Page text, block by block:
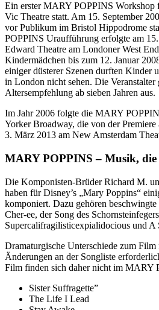
Ein erster MARY POPPINS Workshop
Vic Theatre statt. Am 15. September
vor Publikum im Bristol Hippodrome
POPPINS Uraufführung erfolgte am
Edward Theatre am Londoner West
Kindermädchen bis zum 12. Januar
einiger düsterer Szenen durften Kinder
in London nicht sehen. Die Veranstalter
Altersempfehlung ab sieben Jahren aus.
Im Jahr 2006 folgte die MARY
Yorker Broadway, die von der
3. März 2013 am New Amsterdam
MARY POPPINS – Musik, die
Die Komponisten-Brüder Richard M.
haben für Disney’s „Mary Poppins“
komponiert. Dazu gehören
Cher-ee, der Song des
Supercalifragilisticexpialidocious und A
Dramaturgische Unterschiede zum Film
Änderungen an der Songliste
Film finden sich daher nicht im MARY
Sister Suffragette”
The Life I Lead